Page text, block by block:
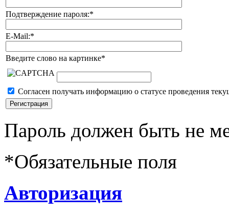
Подтверждение пароля:*
E-Mail:*
Введите слово на картинке*
Согласен получать информацию о статусе проведения
Пароль должен быть не
*Обязательные поля
Авторизация